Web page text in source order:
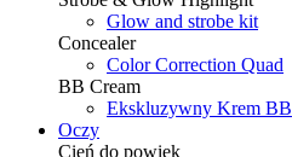
Glow and strobe kit
Concealer
Color Correction Quad
BB Cream
Ekskluzywny Krem BB
Oczy
Cień do powiek